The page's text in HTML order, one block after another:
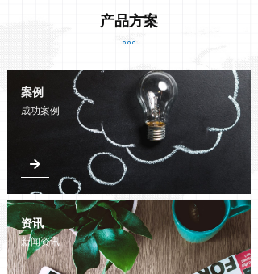
产品方案
ꂕ
案例
成功案例
녒
资讯
新闻资讯